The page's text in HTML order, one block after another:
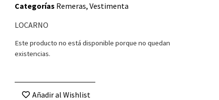
Categorías Remeras, Vestimenta
LOCARNO
Este producto no está disponible porque no quedan
existencias.
Añadir al Wishlist